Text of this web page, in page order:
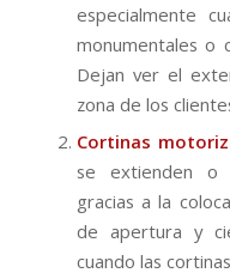
especialmente
monumentales o
Dejan ver el
zona de los
Cortinas
se extienden o
gracias a la
de apertura y
cuando las